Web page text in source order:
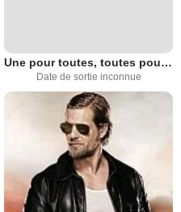
Une pour toutes, toutes pour une !
Date de sortie inconnue